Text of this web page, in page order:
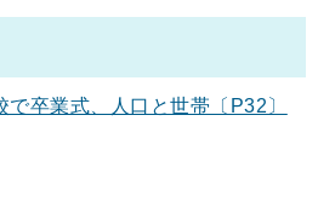
で卒業式、人口と世帯〔P32〕